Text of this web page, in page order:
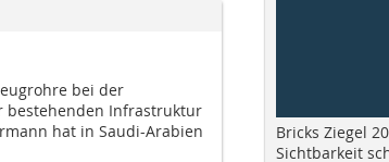
bei der
bestehenden Infrastruktur
hat in Saudi-Arabien
Bricks Ziegel
Sichtbarkeit